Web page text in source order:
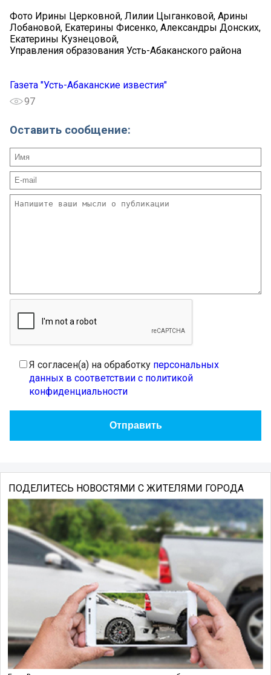
Фото Ирины Церковной, Лилии Цыганковой, Арины
Лобановой, Екатерины Фисенко, Александры Донских,
Екатерины Кузнецовой,
Управления образования Усть-Абаканского района
Газета "Усть-Абаканские известия"
97
Оставить сообщение:
Я согласен(а) на обработку персональных
данных в соответствии с политикой
конфиденциальности
ПОДЕЛИТЕСЬ НОВОСТЯМИ С ЖИТЕЛЯМИ ГОРОДА